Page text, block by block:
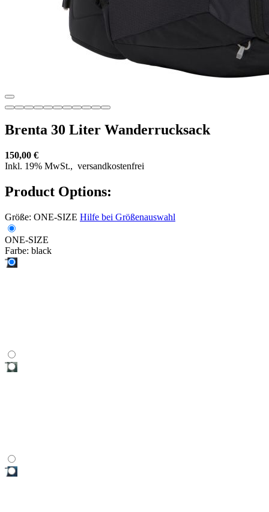
Brenta 30 Liter Wanderrucksack
150,00 €
Inkl. 19% MwSt., versandkostenfrei
Product Options:
Größe: ONE-SIZE Hilfe bei Größenauswahl
ONE-SIZE
Farbe: black